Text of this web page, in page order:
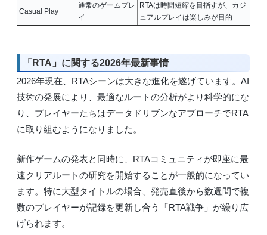
Casual Play
通常のゲームプレ
イ
RTAは時間短縮を目指すが、カジ
ュアルプレイは楽しみが目的
「RTA」に関する2026年最新事情
2026年現在、RTAシーンは大きな進化を遂げています。AI
技術の発展により、最適なルートの分析がより科学的にな
り、プレイヤーたちはデータドリブンなアプローチでRTA
に取り組むようになりました。
新作ゲームの発表と同時に、RTAコミュニティが即座に最
速クリアルートの研究を開始することが一般的になってい
ます。特に大型タイトルの場合、発売直後から数週間で複
数のプレイヤーが記録を更新し合う「RTA戦争」が繰り広
げられます。